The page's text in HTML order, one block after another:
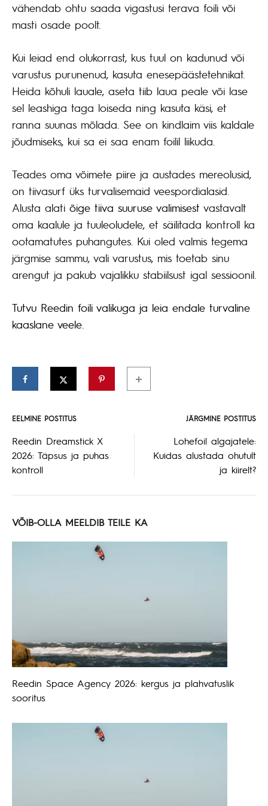
vähendab ohtu saada vigastusi terava foili või
masti osade poolt.
Kui leiad end olukorrast, kus tuul on kadunud või
varustus purunenud, kasuta enesepäästetehnikat.
Heida kõhuli lauale, aseta tiib laua peale või lase
sel leashiga taga loiseda ning kasuta käsi, et
ranna suunas mõlada. See on kindlaim viis kaldale
jõudmiseks, kui sa ei saa enam foilil liikuda.
Teades oma võimete piire ja austades mereolusid,
on tiivasurf üks turvalisemaid veespordialasid.
Alusta alati õige tiiva suuruse valimisest vastavalt
oma kaalule ja tuuleoludele, et säilitada kontroll ka
ootamatutes puhangutes. Kui oled valmis tegema
järgmise sammu, vali varustus, mis toetab sinu
arengut ja pakub vajalikku stabiilsust igal sessioonil.
Tutvu Reedin foili valikuga ja leia endale turvaline
kaaslane veele.
Postituse
navigeerimine
EELMINE POSTITUS JÄRGMINE POSTITUS
Reedin Dreamstick X
2026: Täpsus ja puhas
kontroll
Lohefoil algajatele:
Kuidas alustada ohutult
ja kiirelt?
VÕIB-OLLA MEELDIB TEILE KA
Reedin Space Agency 2026: kergus ja plahvatuslik
sooritus